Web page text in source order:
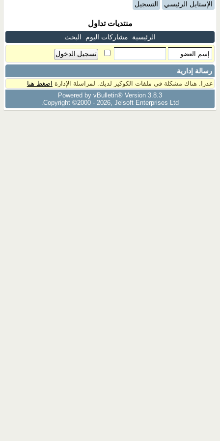
الإستايل الرئيسي التسجيل
منتديات تداول
الرئيسية مشاركات اليوم البحث
رسالة إدارية
عذرا. هناك مشكلة فى ملفات الكوكيز لديك. لمراسلة الإدارة اضغط هنا
Powered by vBulletin® Version 3.8.3
Copyright ©2000 - 2026, Jelsoft Enterprises Ltd.